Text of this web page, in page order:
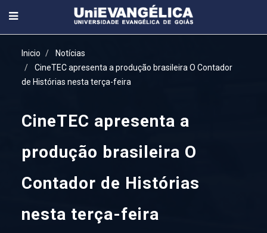
Inicio
Notícias
CineTEC apresenta a produção brasileira O Contador
de Histórias nesta terça-feira
CineTEC apresenta a
produção brasileira O
Contador de Histórias
nesta terça-feira